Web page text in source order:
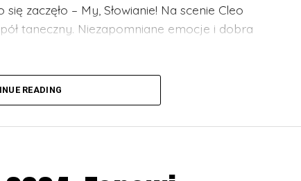
zaczęło – My, Słowianie! Na scenie Cleo
taneczny. Niezapomniane emocje i dobra
grup wiekowych. Niepełnoletni muszą
sherlockmedialtd/1331588
READING